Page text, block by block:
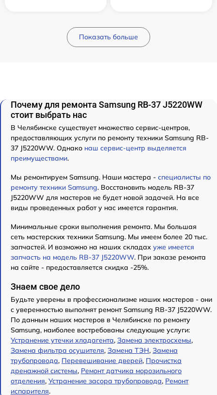
Показать больше
Почему для ремонта Samsung RB-37 J5220WW
стоит выбрать нас
В Челябинске существует множество сервис-центров,
предоставляющих услуги по ремонту техники Samsung RB-
37 J5220WW. Однако наш сервис-центр выделяется
преимуществами.
Мы ремонтируем Samsung. Наши мастера - специалисты по
ремонту техники Samsung. Восстановить модель RB-37
J5220WW для мастеров не будет новой задачей. На все
виды проведенных работ у нас имеется гарантия.
Минимальные сроки выполнения ремонта. Мы большая
сеть мастерских техники Samsung. Мы имеем более 20 тыс.
запчастей. И возможно на наших складах уже имеется
запчасть на модель RB-37 J5220WW. При заказе ремонта
на сайте - предоставляется скидка -25%.
Знаем свое дело
Будьте уверены в профессионализме наших мастеров - они
с уверенностью выполнят ремонт Samsung RB-37 J5220WW.
По данным наших мастеров в Челябинске по ремонту
Samsung, наиболее востребованы следующие услуги:
Устранение утечки хладагента, Замена электросхемы,
Замена фильтра осушителя, Замена ТЭН, Замена
трубопровода, Перевешивание дверей, Прочистка
дренажной системы, Ремонт датчика морозильного
отделения, Устранение засора трубопровода, Ремонт
испарителя.